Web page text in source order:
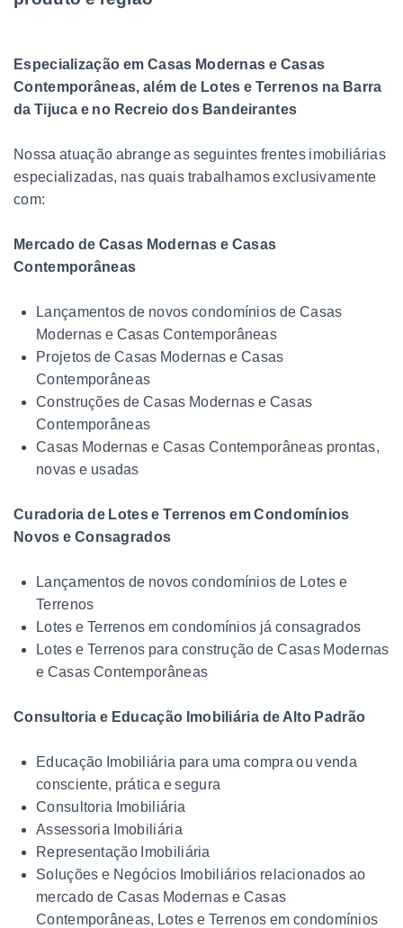
Especialização em Casas Modernas e Casas
Contemporâneas, além de Lotes e Terrenos na Barra
da Tijuca e no Recreio dos Bandeirantes
Nossa atuação abrange as seguintes frentes imobiliárias
especializadas, nas quais trabalhamos exclusivamente
com:
Mercado de Casas Modernas e Casas
Contemporâneas
Lançamentos de novos condomínios de Casas
Modernas e Casas Contemporâneas
Projetos de Casas Modernas e Casas
Contemporâneas
Construções de Casas Modernas e Casas
Contemporâneas
Casas Modernas e Casas Contemporâneas prontas,
novas e usadas
Curadoria de Lotes e Terrenos em Condomínios
Novos e Consagrados
Lançamentos de novos condomínios de Lotes e
Terrenos
Lotes e Terrenos em condomínios já consagrados
Lotes e Terrenos para construção de Casas Modernas
e Casas Contemporâneas
Consultoria e Educação Imobiliária de Alto Padrão
Educação Imobiliária para uma compra ou venda
consciente, prática e segura
Consultoria Imobiliária
Assessoria Imobiliária
Representação Imobiliária
Soluções e Negócios Imobiliários relacionados ao
mercado de Casas Modernas e Casas
Contemporâneas, Lotes e Terrenos em condomínios